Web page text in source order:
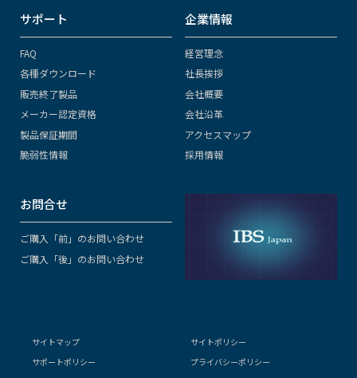
サポート
FAQ
各種ダウンロード
販売終了製品
メーカー認定資格
製品保証期間
脆弱性情報
企業情報
経営理念
社長挨拶
会社概要
会社沿革
アクセスマップ
採用情報
お問合せ
ご購入「前」のお問い合わせ
ご購入「後」のお問い合わせ
サイトマップ
サイトポリシー
サポートポリシー
プライバシーポリシー